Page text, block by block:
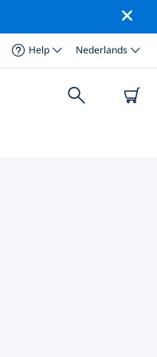
Help Nederlands